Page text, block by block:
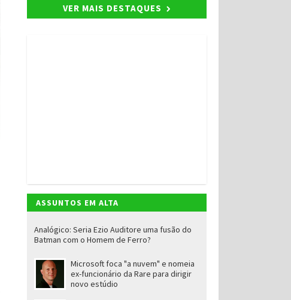
VER MAIS DESTAQUES
ASSUNTOS EM ALTA
Analógico: Seria Ezio Auditore uma fusão do
Batman com o Homem de Ferro?
Microsoft foca "a nuvem" e nomeia
ex-funcionário da Rare para dirigir
novo estúdio